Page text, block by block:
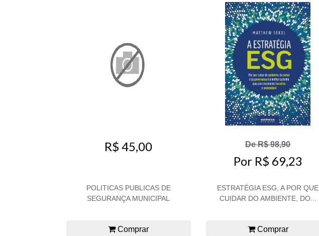
R$ 45,00
POLITICAS PUBLICAS DE
SEGURANÇA MUNICIPAL
Comprar
De R$ 98,90
Por R$ 69,23
ESTRATÉGIA ESG, A POR QUE
CUIDAR DO AMBIENTE, DO...
Comprar